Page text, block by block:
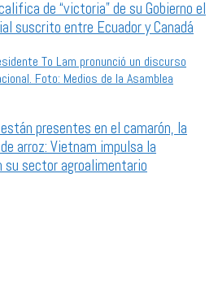
de “victoria” de su Gobierno el
suscrito entre Ecuador y Canadá
presentes en el camarón, la
arroz: Vietnam impulsa la
su sector agroalimentario